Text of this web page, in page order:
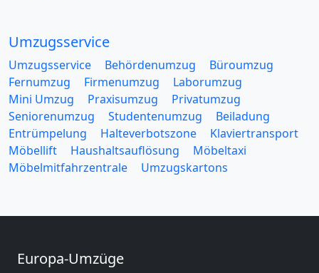
Umzugsservice
Umzugsservice Behördenumzug
Büroumzug
Fernumzug
Firmenumzug
Laborumzug
Mini Umzug
Praxisumzug
Privatumzug
Seniorenumzug
Studentenumzug
Beiladung
Entrümpelung
Halteverbotszone
Klaviertransport
Möbellift
Haushaltsauflösung
Möbeltaxi
Möbelmitfahrzentrale
Umzugskartons
Europa-Umzüge